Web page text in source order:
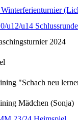
u12/u14 Schlussrunde
2024
"Schach neu
Mädchen (Sonja)